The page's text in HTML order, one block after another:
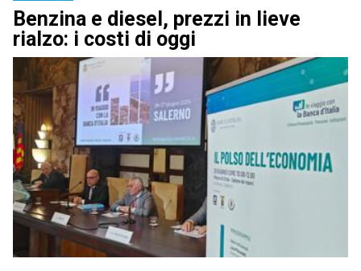
Benzina e diesel, prezzi in lieve
rialzo: i costi di oggi